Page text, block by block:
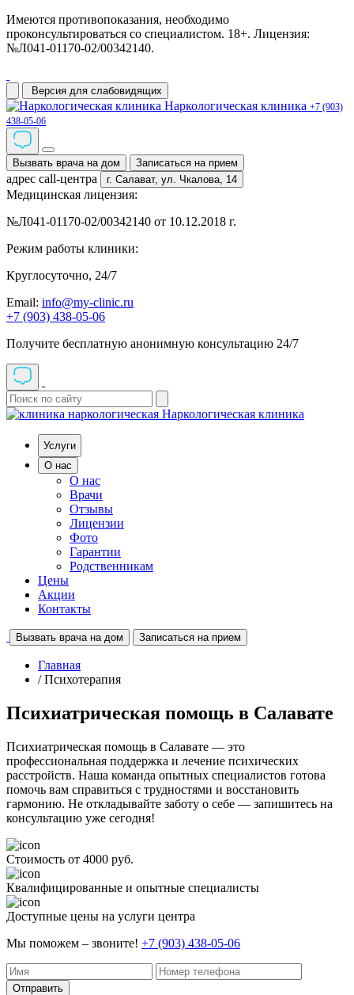
Имеются противопоказания, необходимо
проконсультироваться со специалистом. 18+. Лицензия:
№Л041-01170-02/00342140.
Версия для слабовидящих
Наркологическая клиника +7 (903)
438-05-06
Вызвать врача на дом Записаться на прием
адрес call-центра г. Салават, ул. Чкалова, 14
Медицинская лицензия:
№Л041-01170-02/00342140 от 10.12.2018 г.
Режим работы клиники:
Круглосуточно, 24/7
Email: info@my-clinic.ru
+7 (903) 438-05-06
Получите бесплатную анонимную консультацию 24/7
Наркологическая клиника
Услуги
О нас
О нас
Врачи
Отзывы
Лицензии
Фото
Гарантии
Родственникам
Цены
Акции
Контакты
Вызвать врача на дом Записаться на прием
Главная
/ Психотерапия
Психиатрическая помощь в Салавате
Психиатрическая помощь в Салавате — это
профессиональная поддержка и лечение психических
расстройств. Наша команда опытных специалистов готова
помочь вам справиться с трудностями и восстановить
гармонию. Не откладывайте заботу о себе — запишитесь на
консультацию уже сегодня!
Стоимость от 4000 руб.
Квалифицированные и опытные специалисты
Доступные цены на услуги центра
Мы поможем – звоните! +7 (903) 438-05-06
Отправить